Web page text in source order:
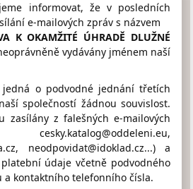
KUTASTAV s.r.o.
www.kutastav.cz
775 279 575
kutastav@kutastav.cz
od
informovat, že v posledních
e-mailových zpráv s názvem
K OKAMŽITÉ ÚHRADĚ DLUŽNÉ
vydávány jménem naší
jedná o podvodné jednání třetích
společností žádnou souvislost.
zasílány z falešných e-mailových
neodpovidat@idoklad.cz...) a
údaje včetně podvodného
a kontaktního telefonního čísla.